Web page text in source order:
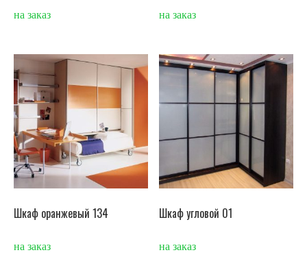
на заказ на заказ
Шкаф оранжевый 134
на заказ
Шкаф угловой 01
на заказ